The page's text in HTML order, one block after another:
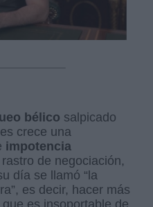
bélico salpicado
crece una
impotencia
de negociación,
día se llamó “la
es decir, hacer más